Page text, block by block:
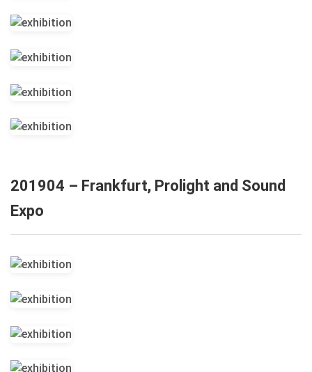
201904 – Frankfurt, Prolight and Sound
Expo